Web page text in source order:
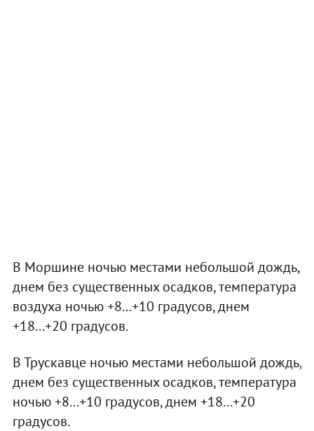
В Моршине ночью местами небольшой дождь,
днем без существенных осадков, температура
воздуха ночью +8...+10 градусов, днем
+18...+20 градусов.
В Трускавце ночью местами небольшой дождь,
днем без существенных осадков, температура
ночью +8...+10 градусов, днем +18...+20
градусов.